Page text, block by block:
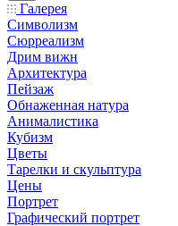
Галерея
Символизм
Сюрреализм
Дрим вижн
Архитектура
Пейзаж
Обнаженная натура
Анималистика
Кубизм
Цветы
Тарелки и скульптура
Цены
Портрет
Графический портрет